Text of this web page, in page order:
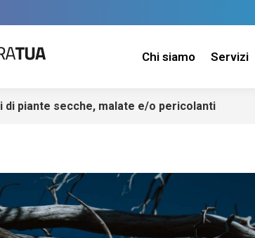
Chi siamo Servizi
di piante secche, malate e/o pericolanti